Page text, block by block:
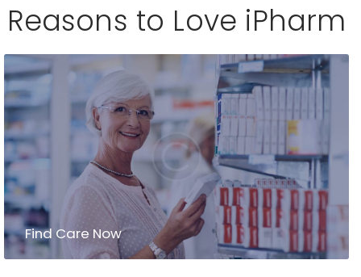
Reasons to Love iPharm
Find Care Now